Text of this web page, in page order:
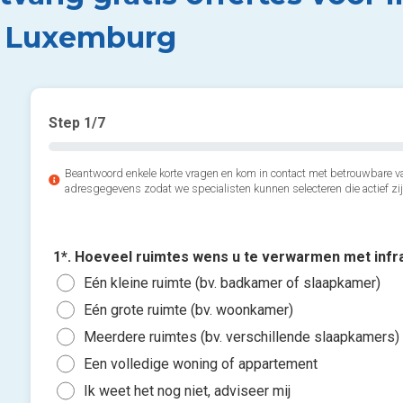
Step 1/7
Beantwoord enkele korte vragen en kom in contact met betrouwbare
adresgegevens zodat we specialisten kunnen selecteren die actief
1*. Hoeveel ruimtes wens u te verwarmen met
Eén kleine ruimte (bv. badkamer of slaapkamer)
Eén grote ruimte (bv. woonkamer)
Meerdere ruimtes (bv. verschillende slaapkamers)
Een volledige woning of appartement
Ik weet het nog niet, adviseer mij